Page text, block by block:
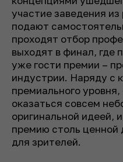
участие заведения
подают
проходят отбор
выходят в финал, где
уже гости премии –
индустрии. Наряду с
премиального
оказаться совсем
оригинальной идеей,
премию столь ценной
для зрителей.